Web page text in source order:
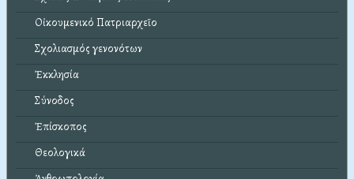
Οἰκουμενικό Πατριαρχεῖο
Σχολιασμός γενονότων
Ἐκκλησία
Σύνοδος
Ἐπίσκοπος
Θεολογικά